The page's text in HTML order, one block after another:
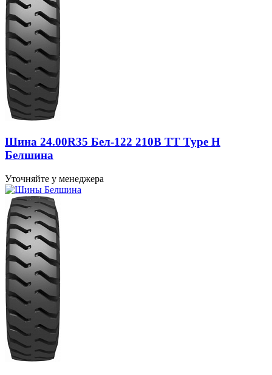
Шина 24.00R35 Бел-122 210B TT Type H
Белшина
Уточняйте у менеджера